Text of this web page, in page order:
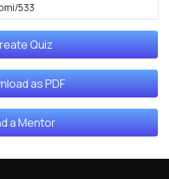
533
Quiz
as PDF
a Mentor